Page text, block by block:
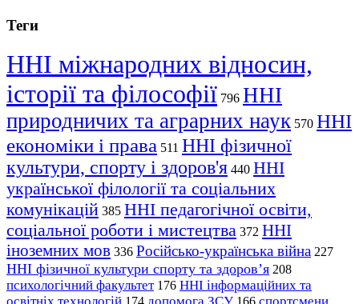
Теги
ННІ міжнародних відносин,
історії та філософії 796 ННІ
природничих та аграрних наук 570 ННІ
економіки і права 511 ННІ фізичної
культури, спорту і здоров'я 440 ННІ
української філології та соціальних
комунікацій 385 ННІ педагогічної освіти,
соціальної роботи і мистецтва 372 ННІ
іноземних мов 336 Російсько-українська війна 227
ННІ фізичної культури спорту та здоров’я 208
психологічний факультет 176 ННІ інформаційних та
174 166